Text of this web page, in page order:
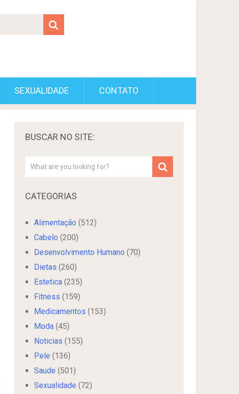
SEXUALIDADE CONTATO
BUSCAR NO SITE:
CATEGORIAS
Alimentação (512)
Cabelo (200)
Desenvolvimento Humano (70)
Dietas (260)
Estetica (235)
Fitness (159)
Medicamentos (153)
Moda (45)
Noticias (155)
Pele (136)
Saude (501)
Sexualidade (72)